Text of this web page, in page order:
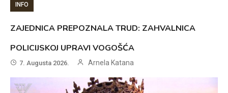
INFO
ZAJEDNICA PREPOZNALA TRUD: ZAHVALNICA
POLICIJSKOJ UPRAVI VOGOŠĆA
7. Augusta 2026. Arnela Katana